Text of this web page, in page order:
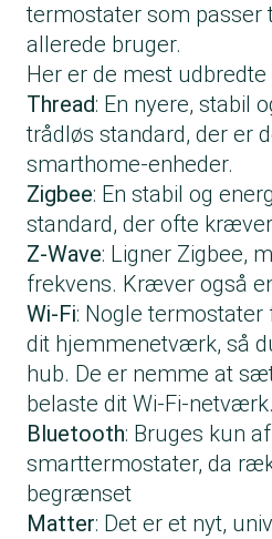
termostater som passer
allerede bruger.
Her er de mest
Thread: En nyere, stabil
trådløs standard, der er
smarthome-enheder.
Zigbee: En stabil og
standard, der ofte
Z-Wave: Ligner Zigbee,
frekvens. Kræver også
Wi-Fi: Nogle termostater
dit hjemmenetværk, så
hub. De er nemme at
belaste dit Wi-Fi-netværk.
Bluetooth: Bruges kun
smarttermostater, da
begrænset
Matter: Det er et nyt,